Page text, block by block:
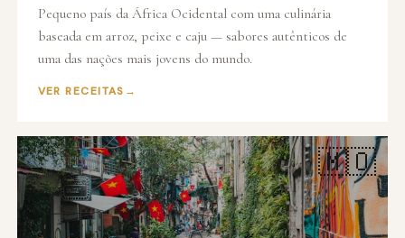
Pequeno país da África Ocidental com uma culinária
baseada em arroz, peixe e caju — sabores autênticos de
uma das nações mais jovens do mundo.
VER RECEITAS
🇲🇴